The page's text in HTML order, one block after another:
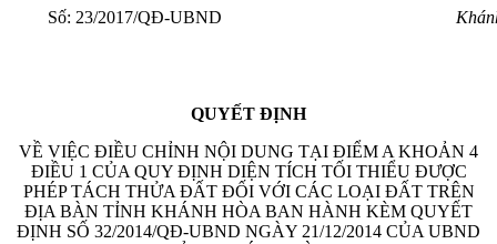
Số: 23/2017/QĐ-UBND
QUYẾT ĐỊNH
VỀ VIỆC ĐIỀU CHỈNH NỘI DUNG TẠI ĐIỂM A KHOẢN 4
ĐIỀU 1 CỦA QUY ĐỊNH DIỆN TÍCH TỐI THIỂU ĐƯỢC
PHÉP TÁCH THỬA ĐẤT ĐỐI VỚI CÁC LOẠI ĐẤT TRÊN
ĐỊA BÀN TỈNH KHÁNH HÒA BAN HÀNH KÈM QUYẾT
ĐỊNH SỐ 32/2014/QĐ-UBND NGÀY 21/12/2014 CỦA UBND